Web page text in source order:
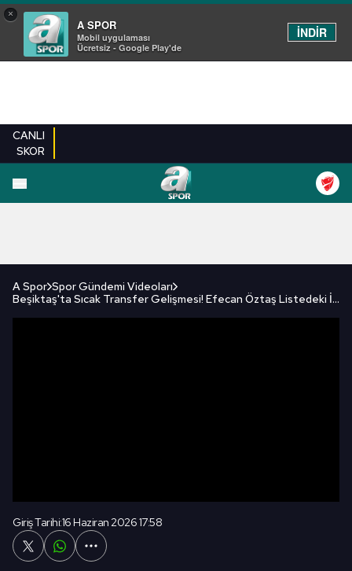
×
A SPOR
Mobil uygulaması
Ücretsiz - Google Play'de
İNDİR
CANLI
SKOR
FUTBOL
A Spor Spor Gündemi Videoları
Beşiktaş'ta Sıcak Transfer Gelişmesi! Efecan Öztaş Listedeki İsimleri Tek Tek Aktardı...
Giriş Tarihi:16 Haziran 2026 17:58